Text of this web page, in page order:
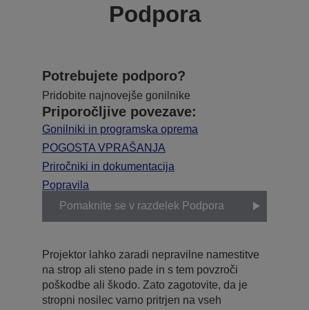
Podpora
Potrebujete podporo?
Pridobite najnovejše gonilnike
Priporočljive povezave:
Gonilniki in programska oprema
POGOSTA VPRAŠANJA
Priročniki in dokumentacija
Popravila
Pomaknite se v razdelek Podpora
Projektor lahko zaradi nepravilne namestitve
na strop ali steno pade in s tem povzroči
poškodbe ali škodo. Zato zagotovite, da je
stropni nosilec varno pritrjen na vseh